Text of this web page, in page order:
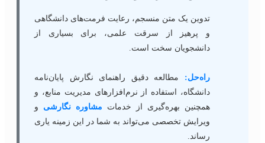
تدوین یک متن منسجم، رعایت فرمت‌های دانشگاهی
و پرهیز از سرقت علمی، برای بسیاری از
دانشجویان سخت است.
راه‌حل:مطالعه دقیق راهنمای نگارش پایان‌نامه
دانشگاه، استفاده از نرم‌افزارهای مدیریت منابع، و
همچنین بهره‌گیری از خدمات
مشاوره نگارشی و
ویرایش تخصصی می‌تواند به شما در این زمینه یاری
رساند.